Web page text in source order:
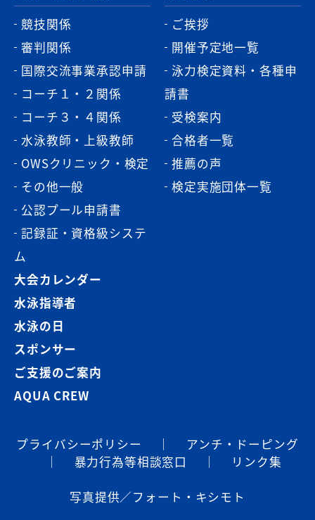
競技関係
審判関係
国際交流事業承認申請
コーチ１・２関係
コーチ３・４関係
水泳教師・上級教師
OWSクリニック・検定
その他一般
公認プール申請書
記録証・資格級システ
ム
ご挨拶
開催予定地一覧
泳力検定資料・各種申
請書
受検案内
合格者一覧
推薦の声
検定実施団体一覧
大会カレンダー
水泳指導者
水泳の日
スポンサー
ご支援のご案内
AQUA CREW
プライバシーポリシー ｜
アンチ・ドーピング
｜
暴⼒⾏為等相談窓⼝ ｜ リンク集
写真提供／フォート・キシモト